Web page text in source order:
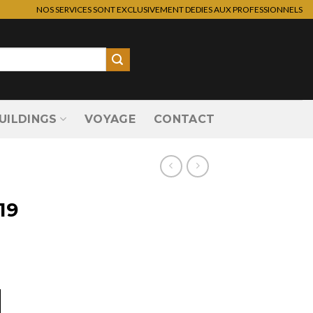
NOS SERVICES SONT EXCLUSIVEMENT DEDIES AUX PROFESSIONNELS
VOYAGE CONTACT